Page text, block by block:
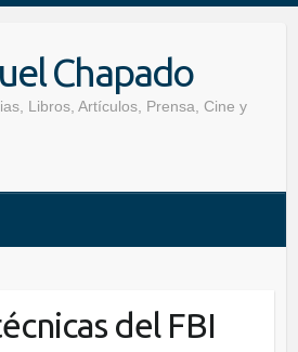
Chapado
Libros, Artículos, Prensa, Cine y
del FBI